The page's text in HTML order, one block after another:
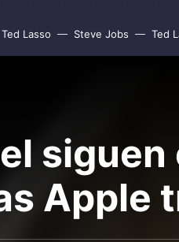
Ted Lasso Steve Jobs Ted
Apple